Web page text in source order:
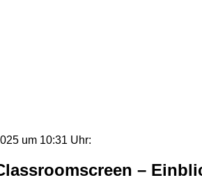
um 10:31 Uhr:
–